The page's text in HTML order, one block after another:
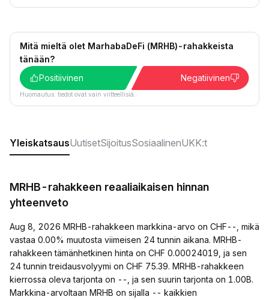
Mitä mieltä olet MarhabaDeFi (MRHB)-rahakkeista
tänään?
Positiivinen
Negatiivinen
Huomautus: tiedot ovat vain viitteellisiä.
YleiskatsausUutisetSijoitusSosiaalinenUKK:t
MRHB-rahakkeen reaaliaikaisen hinnan
yhteenveto
Aug 8, 2026 MRHB-rahakkeen markkina-arvo on CHF--, mikä
vastaa 0.00% muutosta viimeisen 24 tunnin aikana. MRHB-
rahakkeen tämänhetkinen hinta on CHF 0.00024019, ja sen
24 tunnin treidausvolyymi on CHF 75.39. MRHB-rahakkeen
kierrossa oleva tarjonta on --, ja sen suurin tarjonta on 1.00B.
Markkina-arvoltaan MRHB on sijalla -- kaikkien